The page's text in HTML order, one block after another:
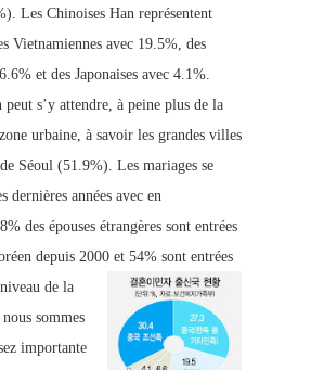
Les Chinoises Han représentent
Vietnamiennes avec 19.5%, des
et des Japonaises avec 4.1%.
s’y attendre, à peine plus de la
urbaine, à savoir les grandes villes
Séoul (51.9%). Les mariages se
dernières années avec en
des épouses étrangères sont entrées
depuis 2000 et 54% sont entrées
de la
sommes
importante